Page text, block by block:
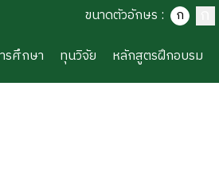
ขนาดตัวอักษร : ก ก
รศึกษา ทุนวิจัย หลักสูตรฝึกอบรม